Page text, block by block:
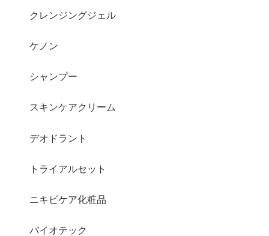
クレンジングジェル
ケノン
シャンプー
スキンケアクリーム
デオドラント
トライアルセット
ニキビケア化粧品
バイオテック